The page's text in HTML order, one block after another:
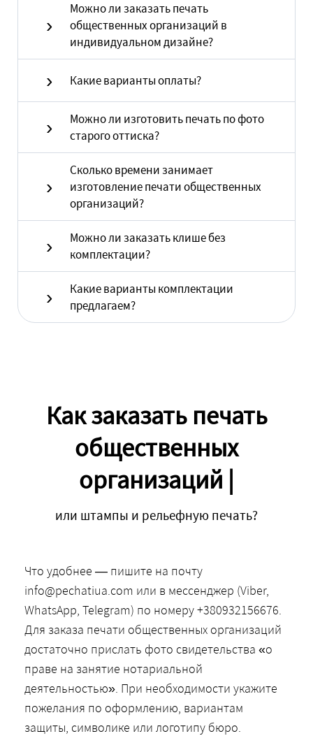
Можно ли заказать печать
общественных организаций в
индивидуальном дизайне?
Какие варианты оплаты?
Можно ли изготовить печать по фото
старого оттиска?
Сколько времени занимает
изготовление печати общественных
организаций?
Можно ли заказать клише без
комплектации?
Какие варианты комплектации
предлагаем?
Как заказать печать
общественных
организаций |
или штампы и рельефную печать?
Что удобнее — пишите на почту
info@pechatiua.com или в мессенджер (Viber,
WhatsApp, Telegram) по номеру +380932156676.
Для заказа печати общественных организаций
достаточно прислать фото свидетельства «о
праве на занятие нотариальной
деятельностью». При необходимости укажите
пожелания по оформлению, вариантам
защиты, символике или логотипу бюро.